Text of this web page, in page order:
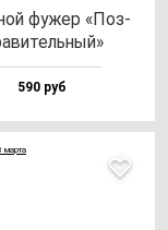
фу­жер «Поз­
590 руб